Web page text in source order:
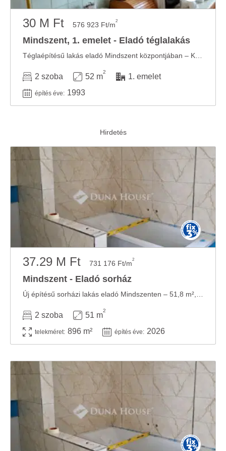
30 M Ft 576 923 Ft/m2
Mindszent, 1. emelet - Eladó téglalakás
2 szoba 52 m
2
1. emelet
építés éve: 1993
37.29 M Ft 731 176 Ft/m2
Mindszent - Eladó sorház
2 szoba 51 m
2
telekméret: 896 m² építés éve: 2026